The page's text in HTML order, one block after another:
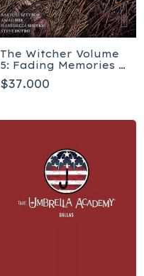
The Witcher Volume
5: Fading Memories -
Tapa Blanda
$37.000